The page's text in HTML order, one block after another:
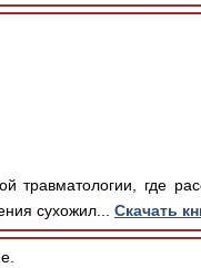
травматологии, где
сухожил... Скачать